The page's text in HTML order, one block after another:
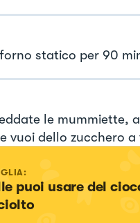
statico per 90
le mummiette,
vuoi dello zucchero a
puoi usare del